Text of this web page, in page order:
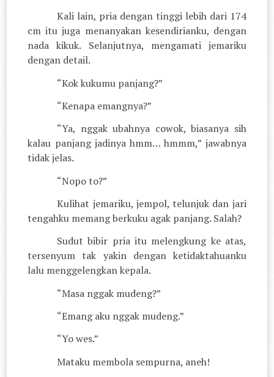
Kali lain, pria dengan tinggi lebih dari 174
cm itu juga menanyakan kesendirianku, dengan
nada kikuk. Selanjutnya, mengamati jemariku
dengan detail.
“Kok kukumu panjang?”
“Kenapa emangnya?”
“Ya, nggak ubahnya cowok, biasanya sih
kalau panjang jadinya hmm… hmmm,” jawabnya
tidak jelas.
“Nopo to?”
Kulihat jemariku, jempol, telunjuk dan jari
tengahku memang berkuku agak panjang. Salah?
Sudut bibir pria itu melengkung ke atas,
tersenyum tak yakin dengan ketidaktahuanku
lalu menggelengkan kepala.
“Masa nggak mudeng?”
“Emang aku nggak mudeng.”
“Yo wes.”
Mataku membola sempurna, aneh!